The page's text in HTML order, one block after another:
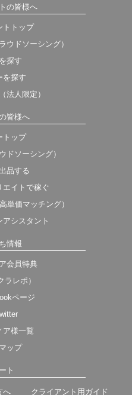
の皆様へ
トトップ
ウドソーシング）
探す
を探す
法人限定）
皆様へ
トップ
ドソーシング）
品する
エイトで稼ぐ
単価マッチング）
シスタント
情報
会員特典
ラレポ）
ページ
ア様一覧
ップ
ト
へ クライアント用ガイド